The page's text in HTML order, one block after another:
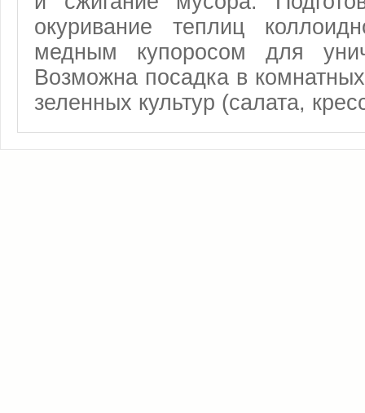
окуривание теплиц
медным купоросом для
Возможна посадка в
зеленных культур (салата,